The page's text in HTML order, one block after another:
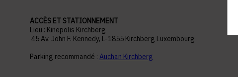
ACCÈS ET STATIONNEMENT
Lieu : Kinepolis Kirchberg
45 Av. John F. Kennedy, L-1855 Kirchberg Luxembourg
Parking recommandé : Auchan Kirchberg